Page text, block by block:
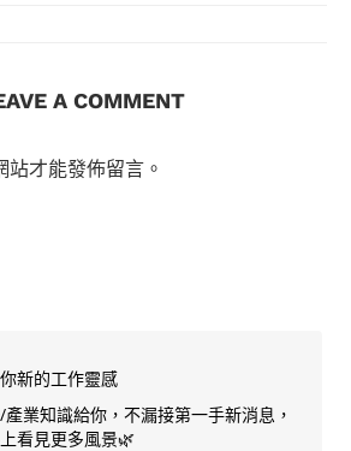
A COMMENT
站才能發佈留言。
新的工作靈感
業知識給你，不漏接第一手新消息，
看見更多風景🌿